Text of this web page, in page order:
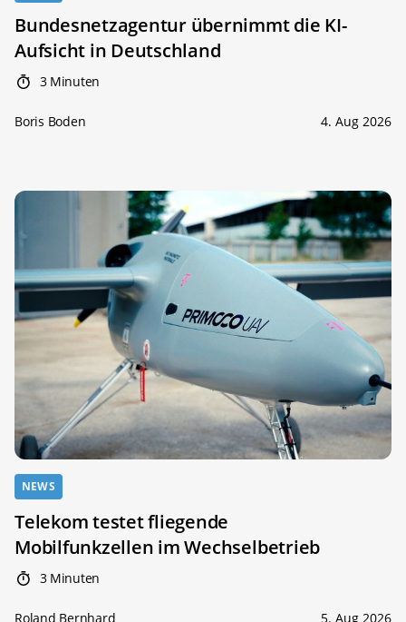
Bundesnetzagentur übernimmt die KI-
Aufsicht in Deutschland
3 Minuten
Boris Boden 4. Aug 2026
NEWS
Telekom testet fliegende
Mobilfunkzellen im Wechselbetrieb
3 Minuten
Roland Bernhard 5. Aug 2026